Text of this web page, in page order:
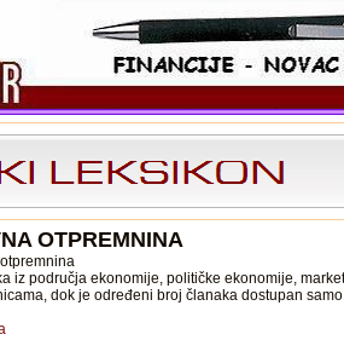
OTPREMNINA
iz područja ekonomije, političke ekonomije,
dok je određeni broj članaka dostupan